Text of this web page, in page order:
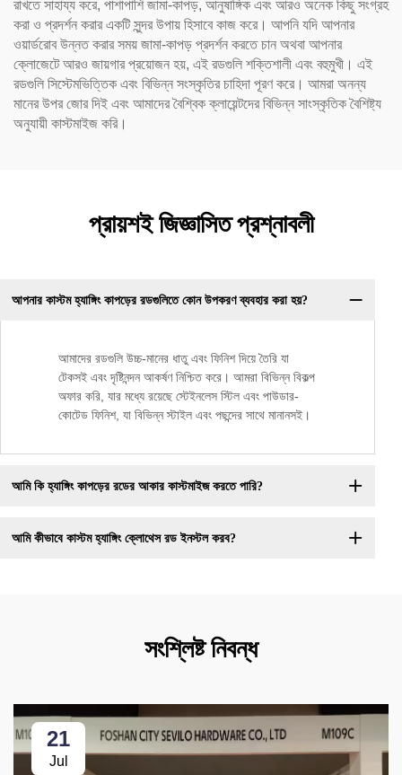
রাখতে সাহায্য করে, পাশাপাশি জামা-কাপড়, আনুষাঙ্গিক এবং আরও অনেক কিছু সংগ্রহ
করা ও প্রদর্শন করার একটি সুন্দর উপায় হিসাবে কাজ করে। আপনি যদি আপনার
ওয়ার্ডরোব উন্নত করার সময় জামা-কাপড় প্রদর্শন করতে চান অথবা আপনার
ক্লোজেটে আরও জায়গার প্রয়োজন হয়, এই রডগুলি শক্তিশালী এবং বহুমুখী। এই
রডগুলি সিস্টেমভিত্তিক এবং বিভিন্ন সংস্কৃতির চাহিদা পূরণ করে। আমরা অনন্য
মানের উপর জোর দিই এবং আমাদের বৈশ্বিক ক্লায়েন্টদের বিভিন্ন সাংস্কৃতিক বৈশিষ্ট্য
অনুযায়ী কাস্টমাইজ করি।
প্রায়শই জিজ্ঞাসিত প্রশ্নাবলী
আপনার কাস্টম হ্যাঙ্গিং কাপড়ের রডগুলিতে কোন উপকরণ ব্যবহার করা হয়?
আমাদের রডগুলি উচ্চ-মানের ধাতু এবং ফিনিশ দিয়ে তৈরি যা
টেকসই এবং দৃষ্টিনন্দন আকর্ষণ নিশ্চিত করে। আমরা বিভিন্ন বিকল্প
অফার করি, যার মধ্যে রয়েছে স্টেইনলেস স্টিল এবং পাউডার-
কোটেড ফিনিশ, যা বিভিন্ন স্টাইল এবং পছন্দের সাথে মানানসই।
আমি কি হ্যাঙ্গিং কাপড়ের রডের আকার কাস্টমাইজ করতে পারি?
আমি কীভাবে কাস্টম হ্যাঙ্গিং ক্লোথেস রড ইনস্টল করব?
সংশ্লিষ্ট নিবন্ধ
21
Jul